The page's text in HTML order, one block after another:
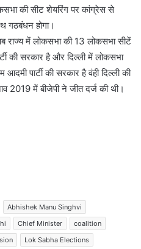
की सीट शेयरिंग पर कांग्रेस से
गठबंधन होगा।
राज्य में लोकसभा की 13 लोकसभा सीटें
की सरकार है और दिल्ली में लोकसभा
पार्टी की सरकार है वंही दिल्ली की
2019 में बीजेपी ने जीत दर्ज की थी।
Abhishek Manu Singhvi
Chief Minister
coalition
Lok Sabha Elections